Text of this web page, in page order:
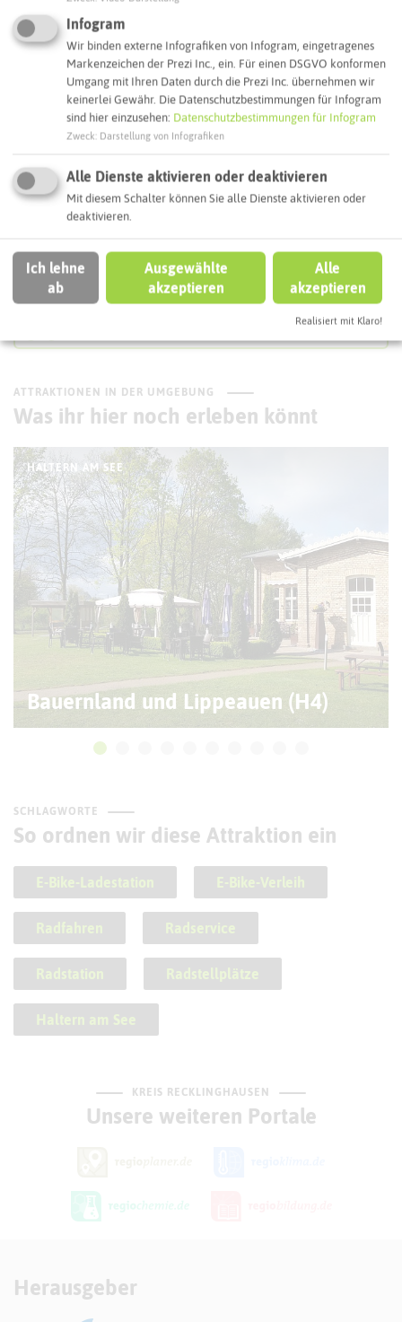
45721 Haltern am See
Webseite
Webseite
Routenplanung zum Ziel:
ÖPNV-Route finden
ATTRAKTIONEN IN DER UMGEBUNG
Was ihr hier noch erleben könnt
HALTERN AM SEE
Bauernland und Lippeauen (H4)
SCHLAGWORTE
So ordnen wir diese Attraktion ein
E-Bike-Ladestation E-Bike-Verleih
Radfahren Radservice
Radstation Radstellplätze
Haltern am See
KREIS RECKLINGHAUSEN
Unsere weiteren Portale
Herausgeber
Infogram
Wir binden externe Infografiken von Infogram, eingetragenes
Markenzeichen der Prezi Inc., ein. Für einen DSGVO konformen
Umgang mit Ihren Daten durch die Prezi Inc. übernehmen wir
keinerlei Gewähr. Die Datenschutzbestimmungen für Infogram
sind hier einzusehen: Datenschutzbestimmungen für Infogram
Zweck Darstellung von Infografiken
Alle Dienste aktivieren oder deaktivieren
Mit diesem Schalter können Sie alle Dienste aktivieren oder
deaktivieren.
Ich lehne
ab
Ausgewählte
akzeptieren
Alle
akzeptieren
Realisiert mit Klaro!